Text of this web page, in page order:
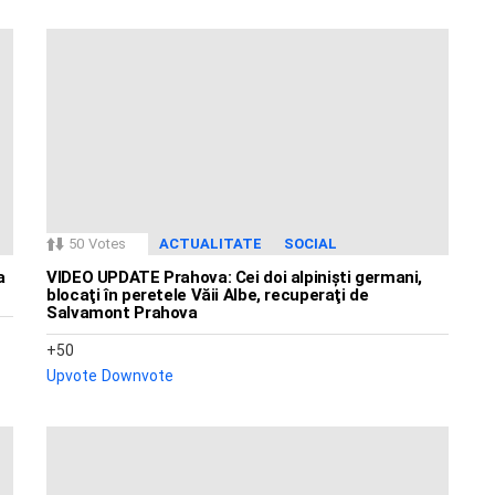
50 Votes ACTUALITATE SOCIAL
VIDEO UPDATE Prahova: Cei doi alpinişti germani,
blocaţi în peretele Văii Albe, recuperaţi de
Salvamont Prahova
50
Upvote Downvote